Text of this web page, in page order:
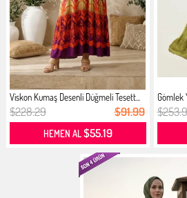
Viskon Kumaş Desenli Düğmeli Tesett...
$228.29 $91.99
HEMEN AL$55.19
Gömlek